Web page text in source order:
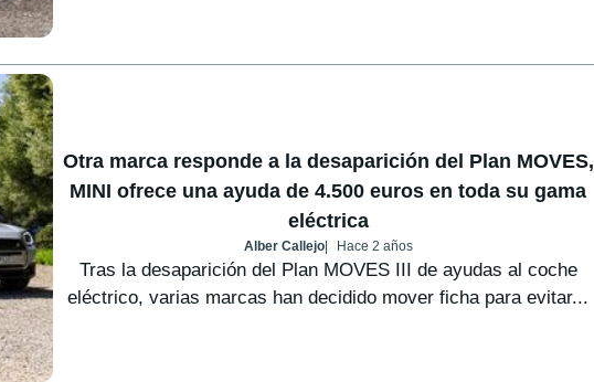
Otra marca responde a la desaparición del Plan MOVES,
MINI ofrece una ayuda de 4.500 euros en toda su gama
eléctrica
Alber Callejo Hace 2 años
Tras la desaparición del Plan MOVES III de ayudas al coche
eléctrico, varias marcas han decidido mover ficha para evitar...